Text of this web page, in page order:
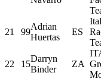
21 99
Adrian
Huertas
ES
22 15
Darryn
Binder
ZA